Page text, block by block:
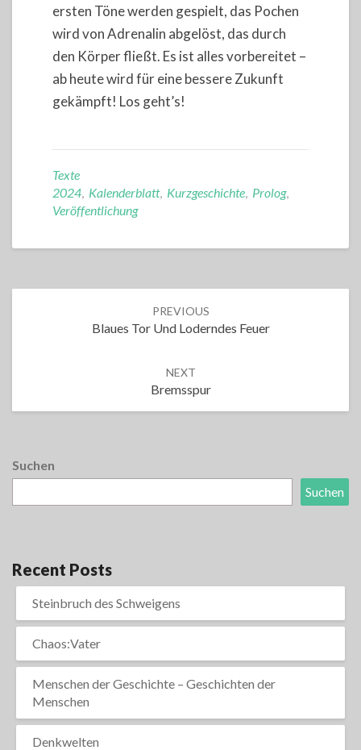
ersten Töne werden gespielt, das Pochen
wird von Adrenalin abgelöst, das durch
den Körper fließt. Es ist alles vorbereitet –
ab heute wird für eine bessere Zukunft
gekämpft! Los geht’s!
Texte
2024, Kalenderblatt, Kurzgeschichte, Prolog,
Veröffentlichung
PREVIOUS
Blaues Tor Und Loderndes Feuer
NEXT
Bremsspur
Suchen
Suchen
Recent Posts
Steinbruch des Schweigens
Chaos:Vater
Menschen der Geschichte – Geschichten der
Menschen
Denkwelten